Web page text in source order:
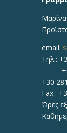
email:
Τηλ.:
+30
+30
Fax :
Ώρες